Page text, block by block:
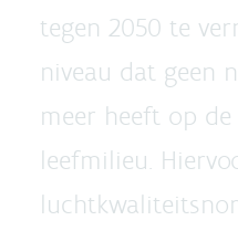
tegen 2050 te
niveau dat geen
meer heeft op
leefmilieu.